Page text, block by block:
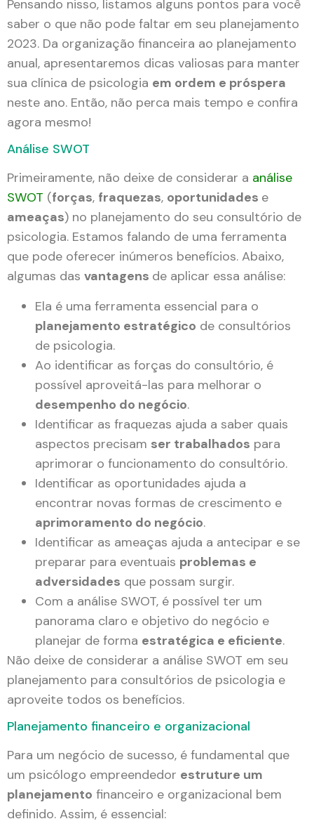
Pensando nisso, listamos alguns pontos para você
saber o que não pode faltar em seu planejamento
2023. Da organização financeira ao planejamento
anual, apresentaremos dicas valiosas para manter
sua clínica de psicologia em ordem e próspera
neste ano. Então, não perca mais tempo e confira
agora mesmo!
Análise SWOT
Primeiramente, não deixe de considerar a análise
SWOT (forças, fraquezas, oportunidades e
ameaças) no planejamento do seu consultório de
psicologia. Estamos falando de uma ferramenta
que pode oferecer inúmeros benefícios. Abaixo,
algumas das vantagens de aplicar essa análise:
Ela é uma ferramenta essencial para o
planejamento estratégico de consultórios
de psicologia.
Ao identificar as forças do consultório, é
possível aproveitá-las para melhorar o
desempenho do negócio.
Identificar as fraquezas ajuda a saber quais
aspectos precisam ser trabalhados para
aprimorar o funcionamento do consultório.
Identificar as oportunidades ajuda a
encontrar novas formas de crescimento e
aprimoramento do negócio.
Identificar as ameaças ajuda a antecipar e se
preparar para eventuais problemas e
adversidades que possam surgir.
Com a análise SWOT, é possível ter um
panorama claro e objetivo do negócio e
planejar de forma estratégica e eficiente.
Não deixe de considerar a análise SWOT em seu
planejamento para consultórios de psicologia e
aproveite todos os benefícios.
Planejamento financeiro e organizacional
Para um negócio de sucesso, é fundamental que
um psicólogo empreendedor estruture um
planejamento financeiro e organizacional bem
definido. Assim, é essencial: